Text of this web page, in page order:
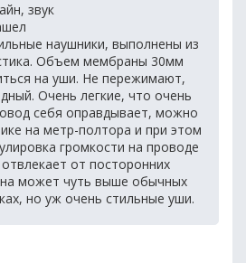
звук
наушники, выполнены из
Объем мембраны 30мм
на уши. Не пережимают,
Очень легкие, что очень
себя оправдывает, можно
на метр-полтора и при этом
громкости на проводе
от посторонних
может чуть выше обычных
но уж очень стильные уши.